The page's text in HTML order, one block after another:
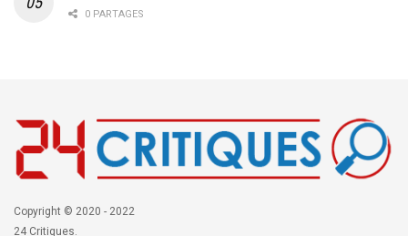
0 PARTAGES
Copyright © 2020 - 2022
24 Critiques.